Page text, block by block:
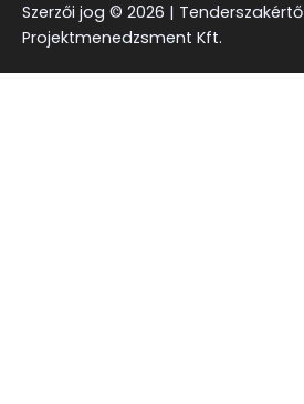
Szerzői jog © 2026 | Tenderszakértő
Projektmenedzsment Kft.